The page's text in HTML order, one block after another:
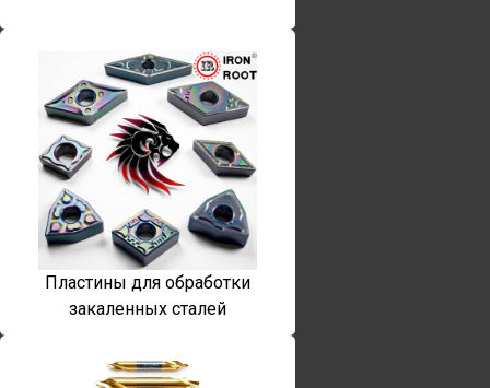
Пластины для обработки
закаленных сталей